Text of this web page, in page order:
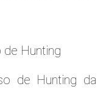
Hunting
de Hunting da